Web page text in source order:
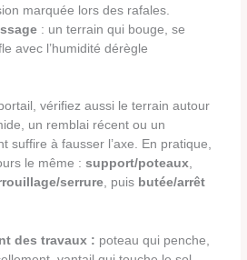
marquée lors des rafales.
: un terrain qui bouge, se
avec l’humidité dérègle
vérifiez aussi le terrain autour
un remblai récent ou un
suffire à fausser l’axe. En pratique,
le même :support/poteaux
serrure , puis butée/arrêt
des travaux : poteau qui penche,